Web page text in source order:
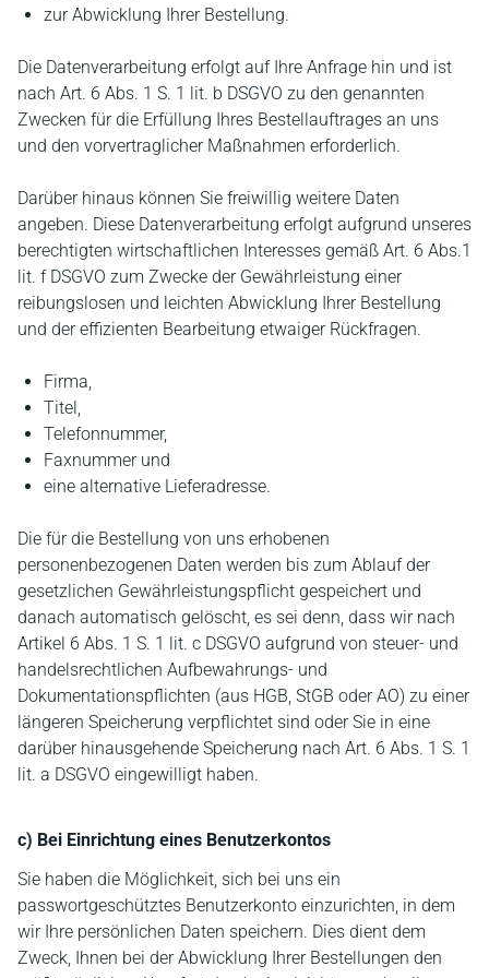
zur Abwicklung Ihrer Bestellung.
Die Datenverarbeitung erfolgt auf Ihre Anfrage hin und ist
nach Art. 6 Abs. 1 S. 1 lit. b DSGVO zu den genannten
Zwecken für die Erfüllung Ihres Bestellauftrages an uns
und den vorvertraglicher Maßnahmen erforderlich.
Darüber hinaus können Sie freiwillig weitere Daten
angeben. Diese Datenverarbeitung erfolgt aufgrund unseres
berechtigten wirtschaftlichen Interesses gemäß Art. 6 Abs.1
lit. f DSGVO zum Zwecke der Gewährleistung einer
reibungslosen und leichten Abwicklung Ihrer Bestellung
und der effizienten Bearbeitung etwaiger Rückfragen.
Firma,
Titel,
Telefonnummer,
Faxnummer und
eine alternative Lieferadresse.
Die für die Bestellung von uns erhobenen
personenbezogenen Daten werden bis zum Ablauf der
gesetzlichen Gewährleistungspflicht gespeichert und
danach automatisch gelöscht, es sei denn, dass wir nach
Artikel 6 Abs. 1 S. 1 lit. c DSGVO aufgrund von steuer- und
handelsrechtlichen Aufbewahrungs- und
Dokumentationspflichten (aus HGB, StGB oder AO) zu einer
längeren Speicherung verpflichtet sind oder Sie in eine
darüber hinausgehende Speicherung nach Art. 6 Abs. 1 S. 1
lit. a DSGVO eingewilligt haben.
c) Bei Einrichtung eines Benutzerkontos
Sie haben die Möglichkeit, sich bei uns ein
passwortgeschütztes Benutzerkonto einzurichten, in dem
wir Ihre persönlichen Daten speichern. Dies dient dem
Zweck, Ihnen bei der Abwicklung Ihrer Bestellungen den